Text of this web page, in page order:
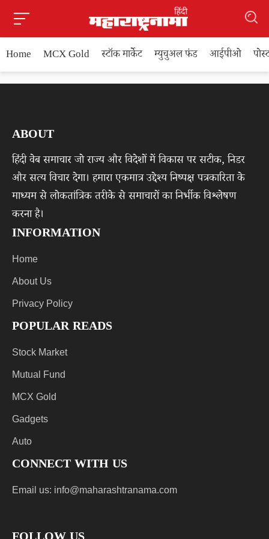
Home MCX Gold स्टॉक मार्केट म्युचुअल फंड आईपीओ
ABOUT
हिंदी वेब समाचार जो राज्य और विदेशों में विकास पर सटीक, निडर
और सत्य विचार देगा। हमारा एकमात्र उद्देश्य निष्पक्ष पत्रकारिता के
माध्यम से लोकतांत्रिक तरीके से समाचारों का निर्भीक विश्लेषण
करना है।
INFORMATION
Home
About Us
Privacy Policy
POPULAR READS
Stock Market
Mutual Fund
MCX Gold
Gadgets
Auto
CONNECT WITH US
Email us: info@maharashtranama.com